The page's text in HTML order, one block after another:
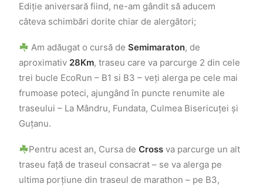
Ediție aniversară fiind, ne-am gândit să aducem
câteva schimbări dorite chiar de alergători;
Am adăugat o cursă deSemimaraton, de
aproximativ 28Km, traseu care va parcurge 2 din cele
trei bucle EcoRun – B1 si B3 – veți alerga pe cele mai
frumoase poteci, ajungând în puncte renumite ale
traseului – La Mândru, Fundata, Culmea Bisericuței și
Guțanu.
Pentru acest an, Cursa deCross va parcurge un alt
traseu față de traseul consacrat – se va alerga pe
ultima porțiune din traseul de marathon – pe B3,